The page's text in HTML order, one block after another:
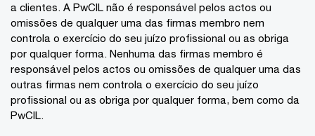
a clientes. A PwCIL não é responsável pelos actos ou
omissões de qualquer uma das firmas membro nem
controla o exercício do seu juízo profissional ou as obriga
por qualquer forma. Nenhuma das firmas membro é
responsável pelos actos ou omissões de qualquer uma das
outras firmas nem controla o exercício do seu juízo
profissional ou as obriga por qualquer forma, bem como da
PwCIL.